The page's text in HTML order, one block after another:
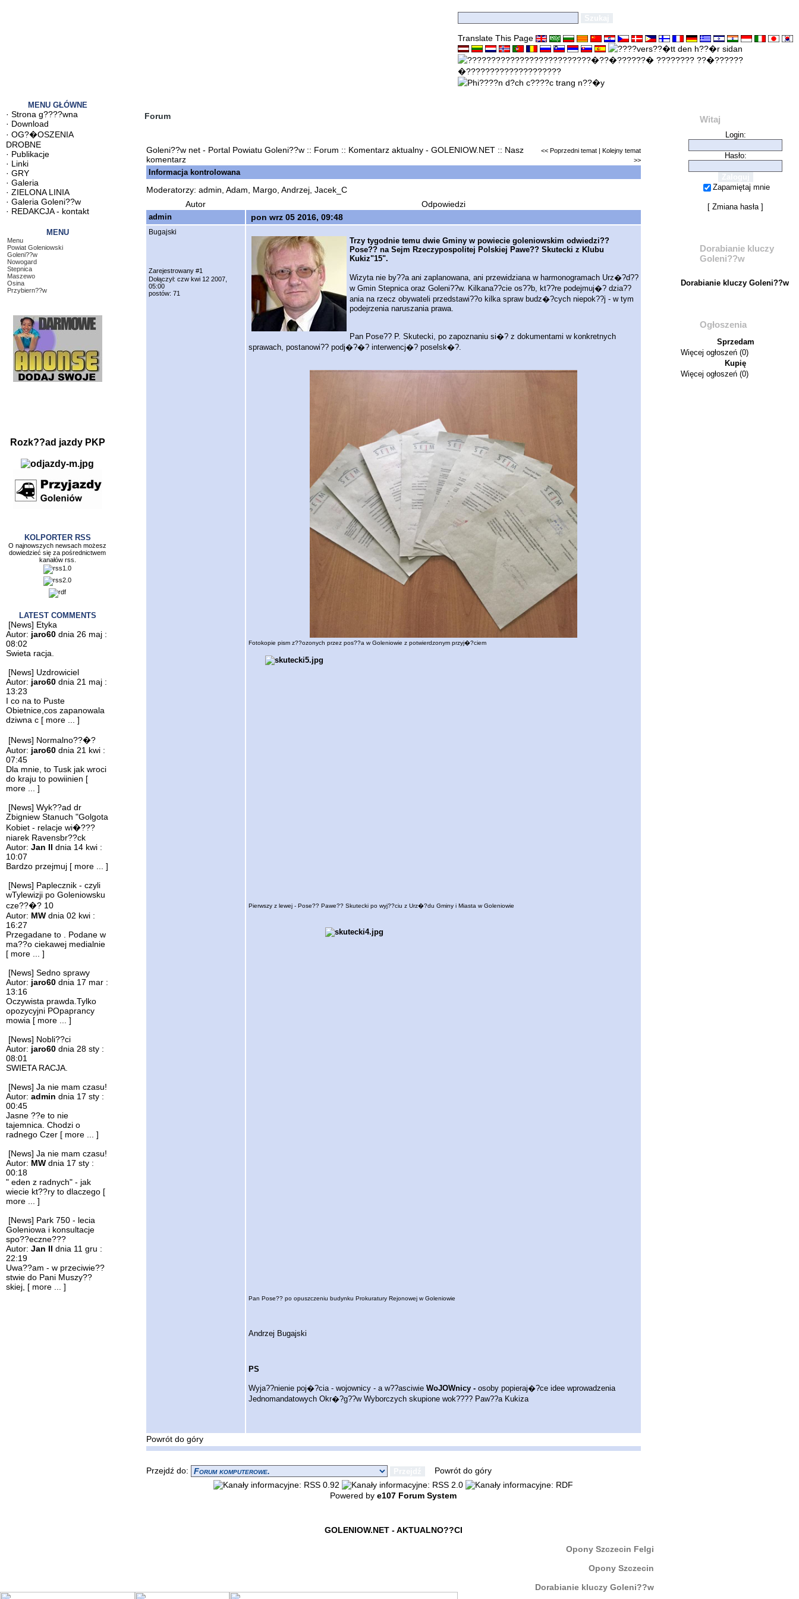
Translate This Page
MENU GŁÓWNE
· Strona g????wna
· Download
· OG?�OSZENIA
DROBNE
· Publikacje
· Linki
· GRY
· Galeria
· ZIELONA LINIA
· Galeria Goleni??w
· REDAKCJA - kontakt
MENU
Menu
Powiat Goleniowski
Goleni??w
Nowogard
Stepnica
Maszewo
Osina
Przybiern??w
Rozk??ad jazdy PKP
KOLPORTER RSS
O najnowszych newsach możesz
dowiedzieć się za pośrednictwem
kanałów rss.
LATEST COMMENTS
[News] Etyka
Autor: jaro60 dnia 26 maj :
08:02
Swieta racja.
[News] Uzdrowiciel
Autor: jaro60 dnia 21 maj :
13:23
I co na to Puste
Obietnice,cos zapanowala
dziwna c [ more ... ]
[News] Normalno??�?
Autor: jaro60 dnia 21 kwi :
07:45
Dla mnie, to Tusk jak wroci
do kraju to powiinien [
more ... ]
[News] Wyk??ad dr
Zbigniew Stanuch "Golgota
Kobiet - relacje wi�???
niarek Ravensbr??ck
Autor: Jan II dnia 14 kwi :
10:07
Bardzo przejmuj [ more ... ]
[News] Paplecznik - czyli
wTylewizji po Goleniowsku
cze??�? 10
Autor: MW dnia 02 kwi :
16:27
Przegadane to . Podane w
ma??o ciekawej medialnie
[ more ... ]
[News] Sedno sprawy
Autor: jaro60 dnia 17 mar :
13:16
Oczywista prawda.Tylko
opozycyjni POpaprancy
mowia [ more ... ]
[News] Nobli??ci
Autor: jaro60 dnia 28 sty :
08:01
SWIETA RACJA.
[News] Ja nie mam czasu!
Autor: admin dnia 17 sty :
00:45
Jasne ??e to nie
tajemnica. Chodzi o
radnego Czer [ more ... ]
[News] Ja nie mam czasu!
Autor: MW dnia 17 sty :
00:18
" eden z radnych" - jak
wiecie kt??ry to dlaczego [
more ... ]
[News] Park 750 - lecia
Goleniowa i konsultacje
spo??eczne???
Autor: Jan II dnia 11 gru :
22:19
Uwa??am - w przeciwie??
stwie do Pani Muszy??
skiej, [ more ... ]
Forum
Goleni??w net - Portal Powiatu Goleni??w:: Forum :: Komentarz aktualny - GOLENIOW.NET :: Nasz
komentarz
<< Poprzedni temat| Kolejny temat
>>
Informacja kontrolowana
Moderatorzy: admin, Adam, Margo, Andrzej, Jacek_C
Autor
Odpowiedzi
admin pon wrz 05 2016, 09:48
Bugajski
Zarejestrowany #1
Dołączył: czw kwi 12 2007,
05:00
postów: 71
Trzy tygodnie temu dwie Gminy w powiecie goleniowskim odwiedzi??
Pose?? na Sejm Rzeczypospolitej Polskiej Pawe?? Skutecki z Klubu
Kukiz"15".
Wizyta nie by??a ani zaplanowana, ani przewidziana w harmonogramach Urz�?d??
w Gmin Stepnica oraz Goleni??w. Kilkana??cie os??b, kt??re podejmuj�? dzia??
ania na rzecz obywateli przedstawi??o kilka spraw budz�?cych niepok??j - w tym
podejrzenia naruszania prawa.
Pan Pose?? P. Skutecki, po zapoznaniu si�? z dokumentami w konkretnych
sprawach, postanowi?? podj�?�? interwencj�? poselsk�?.
Fotokopie pism z??ozonych przez pos??a w Goleniowie z potwierdzonym przyj�?ciem
Pierwszy z lewej - Pose?? Pawe?? Skutecki po wyj??ciu z Urz�?du Gminy i Miasta w Goleniowie
Pan Pose?? po opuszczeniu budynku Prokuratury Rejonowej w Goleniowie
Andrzej Bugajski
PS
Wyja??nienie poj�?cia - wojownicy - a w??asciwie WoJOWnicy - osoby popieraj�?ce idee wprowadzenia
Jednomandatowych Okr�?g??w Wyborczych skupione wok???? Paw??a Kukiza
Powrót do góry
Przejdź do: Powrót do góry
Powered by e107 Forum System
GOLENIOW.NET - AKTUALNO??CI
Opony Szczecin Felgi
Opony Szczecin
Dorabianie kluczy Goleni??w
Witaj
Login:
Hasło:
Zapamiętaj mnie
[ Zmiana hasła]
Dorabianie kluczy
Goleni??w
Dorabianie kluczy Goleni??w
Ogłoszenia
Sprzedam
Więcej ogłoszeń (0)
Kupię
Więcej ogłoszeń (0)